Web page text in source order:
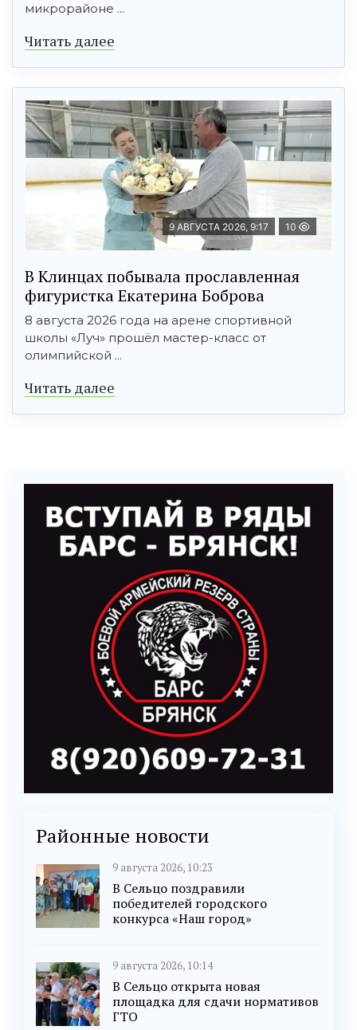
микрорайоне ...
Читать далее
9 АВГУСТА 2026, 9:17 10
В Клинцах побывала прославленная
фигуристка Екатерина Боброва
8 августа 2026 года на арене спортивной
школы «Луч» прошёл мастер-класс от
олимпийской ...
Читать далее
Районные новости
9 августа 2026, 10:23
В Сельцо поздравили
победителей городского
конкурса «Наш город»
9 августа 2026, 10:14
В Сельцо открыта новая
площадка для сдачи нормативов
ГТО